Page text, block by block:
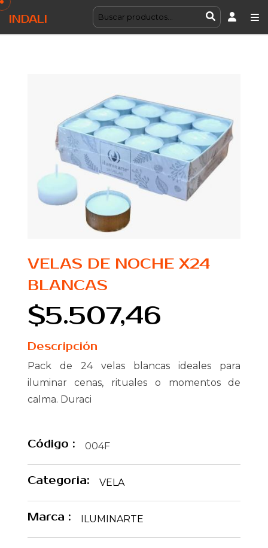
INDALI
VELAS DE NOCHE X24
BLANCAS
$5.507,46
Descripción
Pack de 24 velas blancas ideales para
iluminar cenas, rituales o momentos de
calma. Duraci
Código : 004F
Categoria: VELA
Marca : ILUMINARTE